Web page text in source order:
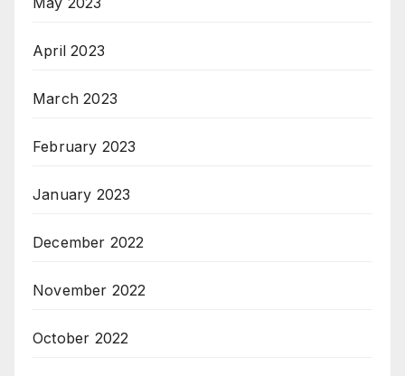
April 2023
March 2023
February 2023
January 2023
December 2022
November 2022
October 2022